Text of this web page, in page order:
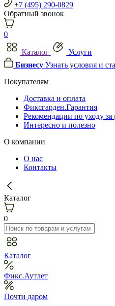
+7 (495) 290-0829
Обратный звонок
0
Каталог
Услуги
Бизнесу Узнать условия и
Покупателям
Доставка и оплата
Фиксгарден.Гарантия
Рекомендации по уходу за
Интересно и полезно
О компании
О нас
Контакты
Каталог
0
Каталог
Фикс.Аутлет
Почти даром